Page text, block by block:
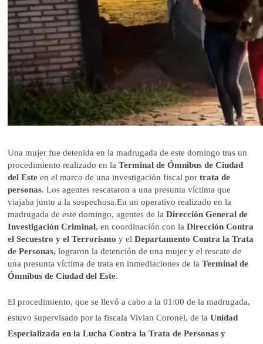
Una mujer fue detenida en la madrugada de este domingo tras un
procedimiento realizado en laTerminal de Ómnibus de Ciudad
del Este en el marco de una investigación fiscal portrata de
personas. Los agentes rescataron a una presunta víctima que
viajaba junto a la sospechosa.En un operativo realizado en la
madrugada de este domingo, agentes de la Dirección General de
Investigación Criminal, en coordinación con la Dirección Contra
el Secuestro y el Terrorismo y el Departamento Contra la Trata
de Personas, lograron la detención de una mujer y el rescate de
una presunta víctima de trata en inmediaciones de la Terminal de
Ómnibus deCiudad del Este.
El procedimiento, que se llevó a cabo a la 01:00 de la madrugada,
estuvo supervisado por la fiscala Vivian Coronel, de laUnidad
Especializada en la Lucha Contra la Trata de Personas y